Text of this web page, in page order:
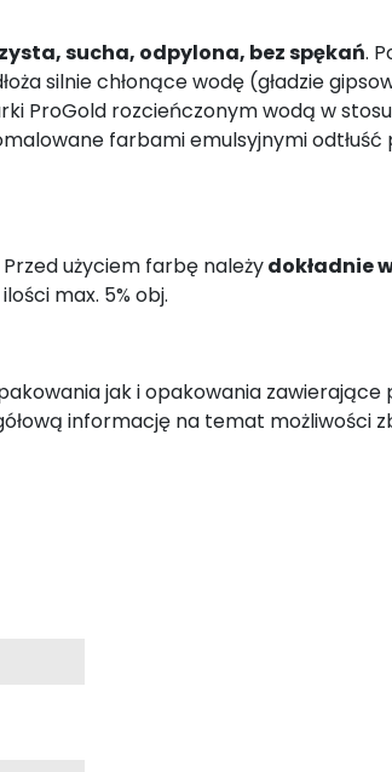
sucha, odpylona, bez spękań.
silnie chłonące wodę (gładzie
ProGold rozcieńczonym wodą w
farbami emulsyjnymi
użyciem farbę należydokładnie
max. 5% obj.
jak i opakowania
informację na temat możliwości